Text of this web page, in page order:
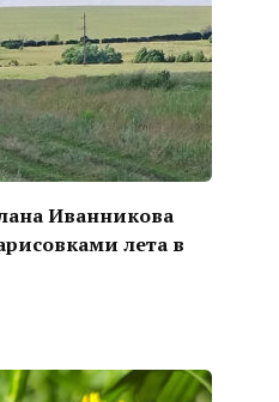
Иванникова
лета в